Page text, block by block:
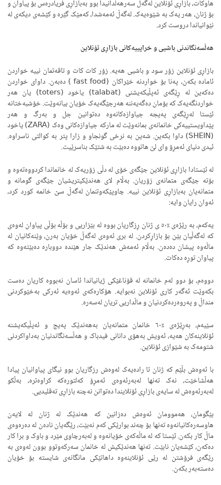
هاوکات، بازاڕی ئۆنلاین لەگەڵ سەرهەڵدانیدا بوو بەبازاڕی فریادرەس بۆ پیاوان و
بۆ ژنان، هەر یەک بە شێوەیەک. لەگەڵ ئەمەشدا، کەمێک گێرە و کێشەی دیکەی لە
نێوانیاندا دروست کرد.
هەڵسەنگاندنی باشیی و خراپییەکانی بازاڕی ئۆنلاین
بازاڕی ئۆنلاین زۆر سود و باشیی هەیە. زۆر کات کات و تاقەتمان نییە خواردن
ئامادە بکەن، پەنا بۆ خواردنە خێراکان (fast food ) دەبەن. داوای خواردن
دەکەین لە ڕێگەی ئەپڵیکەیشنی (talabat) یاخود (toters) یان هەر
خواردنگەیەک کە بۆمان دەگەیەننە هەرجێگەیەک خۆیان بیانەوێت. خۆشبەختانە
ئێستا لەڕێگەی پەیجە جیاوازەکانەوە دەتوانین جل و بەرگ و هەر
پێداویستییەکی خانمانەی بمانەوێت لە مارکە جیاوازەکانی وەک (ZARA) یاخود
(SHEIN) داوا بکەین. شەین بە نرخی گونجاو و زارا پتر بە کوالتی ناسراوە.
ئیدی دنیای ئەمڕۆ وای لێ هاتووە دەبێت بە شتێک بناسرێیت.
لە ئێستادا بازاڕی ئۆنلاین جێگەی خۆی لە دڵی زۆریەک لە خانماندا کردووەتەوە و
بۆتە جێگەی متمانەی زۆریان. بەڵام لای هەندێکیتریشیان جێگەی گومانە و
متمانەیان بەبازاڕی ئۆنلاین نییە. چاوپێکەوتنمان لەگەڵ سێ خانمە کورد کرد،
ئەوان رایان وایە:
یەکەم، بە رێژەی ٪٥٠ ی ژنان ڕزگاریان بووە لە بێزاریی و بۆڵە بۆڵی پیاوان لەوەی
کە لەگەڵیان بێن بۆ بازاڕکردن. لە بری ئەوەی لەگەڵ خۆیان بەرن، وێنەکانیان لە
ماڵەوە پیشان دەدەن. بەڵام ئەمەش هەندێک جار هێندە دووبارە دەبێتەوە کە
پیاوان توڕە دەکات.
دووەم، بۆ دوو لەم خانمانە لە قۆناغێکی ژیانیاندا ئاسان نەبووە کاریان دەست
بکەوێت ئەگەر کاری ئۆنلاین نەبوایە. هۆکارەکەی ئەوەیە ئەرکی بەخێوکردنی
منداڵ و پەروەردەکردنیان و ماڵداریی تریان لەسەرە.
سێیەم، بەڕێژەی ٪٦٠ خانمان متمانەیان بەهەندێک پەیج و ئەپڵیکەیشنە
ئۆنلاینەکان هەیە، ئەویش بەهۆی دانانی فیدباک و هەڵسەنگاندنیان بەداواکردنی
شتومەک بە شێوازی ئۆنلاین.
با ئەوەش بڵێم کە ژنان تا رادەیەک لەوەش رزگاریان بوو نیگای پیاوانیان پیادا
هەڵشاخێت، نەک تەنها لەبەرئەوەی ئەمڕۆ کەلتورەکە کراوەترە، بەڵکو
لەبەرئەوەش لە سایەی بازاڕی ئۆنلایندا دەتوانن نەچنە بازاڕی تەقلیدیی.
بێگومان، هەموومان ئەوەش دەزانین کە هەندێک لە ژنان لە لایەن
هاوسەرەکانیانەوە تەنها بۆ چەند بوارێکی کەم نەبێت، رێگەیان نادەن لە دەرەوەی
ماڵ کار بکەن. ئێستا کە لە ماڵەکەی خۆیانەوە و لەبەرچاوی مێرد و باوک و برا کار
دەکەن، کێشەیان نابێت. تەنها هەندێکیش لە خانمان سەرکەوتوو بوون لەوەی بە
رێگەی فرۆشتن لە رێی ئۆنلاینەوە داهاتێکی مانگانەی شایستە بۆ خۆیان
دەستەبەر بکەن.